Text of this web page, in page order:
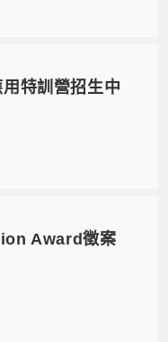
用特訓營招生中
Award徵案